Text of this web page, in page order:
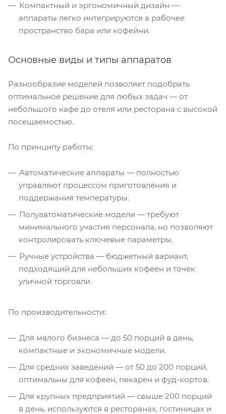
Компактный и эргономичный дизайн —
аппараты легко интегрируются в рабочее
пространство бара или кофейни.
Основные виды и типы аппаратов
Разнообразие моделей позволяет подобрать
оптимальное решение для любых задач — от
небольшого кафе до отеля или ресторана с высокой
посещаемостью.
По принципу работы:
Автоматические аппараты — полностью
управляют процессом приготовления и
поддержания температуры.
Полуавтоматические модели — требуют
минимального участия персонала, но позволяют
контролировать ключевые параметры.
Ручные устройства — бюджетный вариант,
подходящий для небольших кофеен и точек
уличной торговли.
По производительности:
Для малого бизнеса — до 50 порций в день,
компактные и экономичные модели.
Для средних заведений — от 50 до 200 порций,
оптимальны для кофеен, пекарен и фуд-кортов.
Для крупных предприятий — свыше 200 порций
в день, используются в ресторанах, гостиницах и